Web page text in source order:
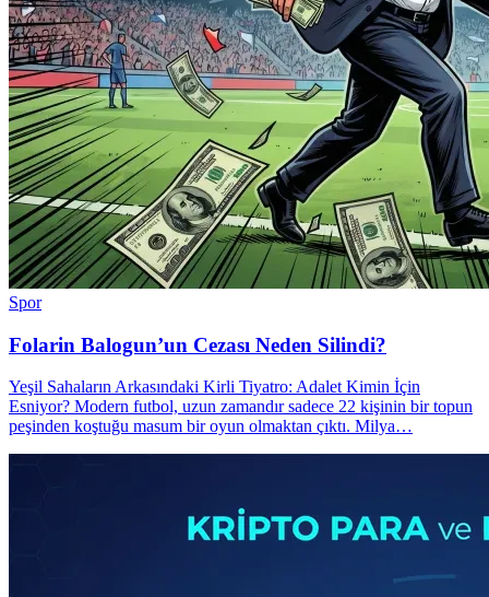
Spor
Folarin Balogun’un Cezası Neden Silindi?
Yeşil Sahaların Arkasındaki Kirli Tiyatro: Adalet Kimin İçin
Esniyor? Modern futbol, uzun zamandır sadece 22 kişinin bir topun
peşinden koştuğu masum bir oyun olmaktan çıktı. Milya…